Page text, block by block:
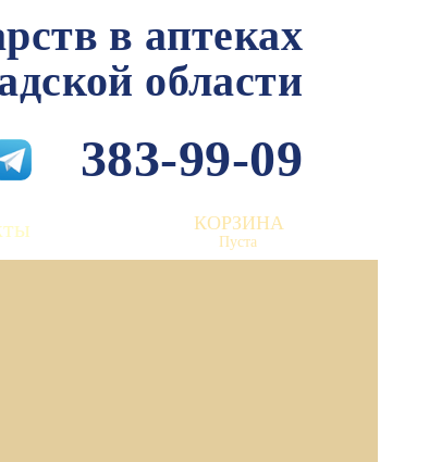
в аптеках
области
383-99-09
КОРЗИНА
Пуста